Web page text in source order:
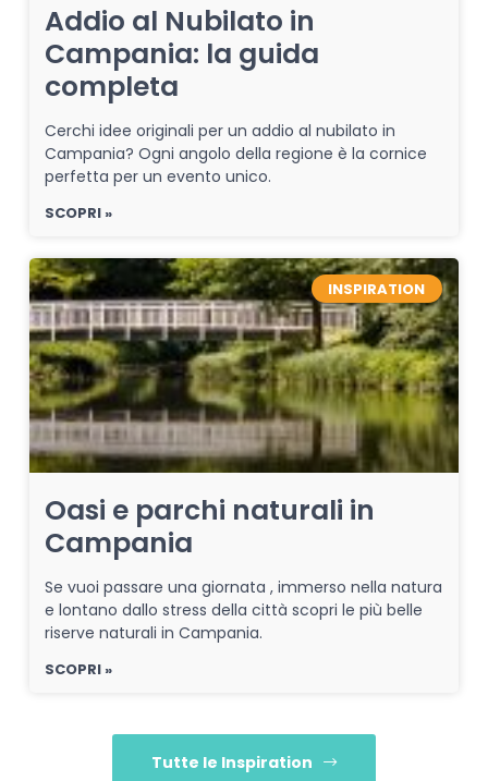
Addio al Nubilato in
Campania: la guida
completa
Cerchi idee originali per un addio al nubilato in
Campania? Ogni angolo della regione è la cornice
perfetta per un evento unico.
SCOPRI »
INSPIRATION
Oasi e parchi naturali in
Campania
Se vuoi passare una giornata , immerso nella natura
e lontano dallo stress della città scopri le più belle
riserve naturali in Campania.
SCOPRI »
Tutte le Inspiration